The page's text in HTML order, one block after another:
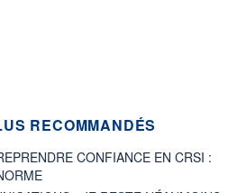
RECOMMANDÉS
CONFIANCE EN CRSI :